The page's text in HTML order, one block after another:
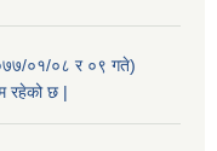
२०७७/०१/०८ र ०९ गते)
रहेको छ |